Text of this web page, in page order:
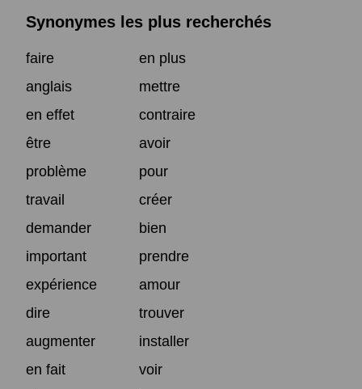
Synonymes les plus recherchés
faire
en plus
anglais
mettre
en effet
contraire
être
avoir
problème
pour
travail
créer
demander
bien
important
prendre
expérience
amour
dire
trouver
augmenter
installer
en fait
voir